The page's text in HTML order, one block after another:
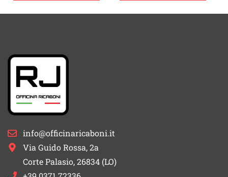
info@officinaricaboni.it
Via Guido Rossa, 2a
Corte Palasio, 26834 (LO)